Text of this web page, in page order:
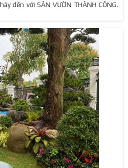
đến với SÂN VƯỜN THÀNH CÔNG.